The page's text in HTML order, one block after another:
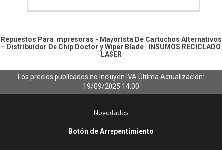
Repuestos Para Impresoras - Mayorista De Cartuchos Alternativos
- Distribuidor De Chip Doctor y Wiper Blade|
INSUMOS RECICLADO
LASER
Los precios publicados no incluyen IVA Última Actualización:
19/09/2025 14:00
Novedades
Botón de Arrepentimiento